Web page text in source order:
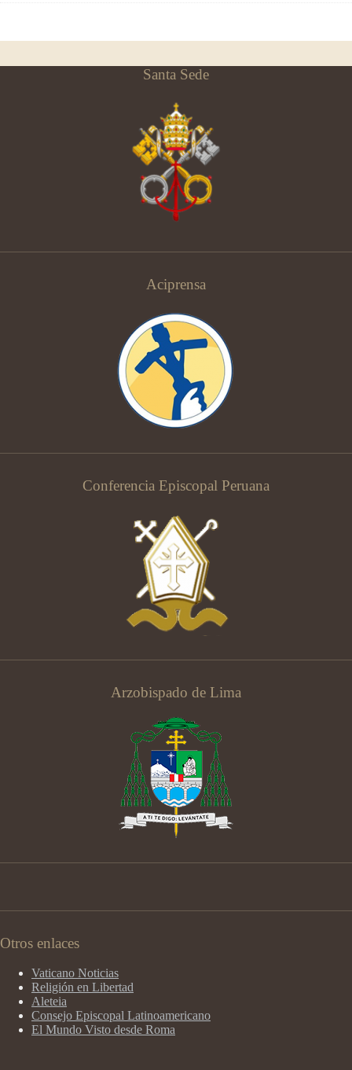
Santa Sede
Aciprensa
Conferencia Episcopal Peruana
Arzobispado de Lima
Otros enlaces
Vaticano Noticias
Religión en Libertad
Aleteia
Consejo Episcopal Latinoamericano
El Mundo Visto desde Roma